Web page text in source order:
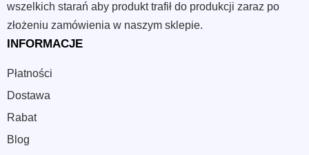
wszelkich starań aby produkt trafił do produkcji zaraz po
złożeniu zamówienia w naszym sklepie.
INFORMACJE
Płatności
Dostawa
Rabat
Blog